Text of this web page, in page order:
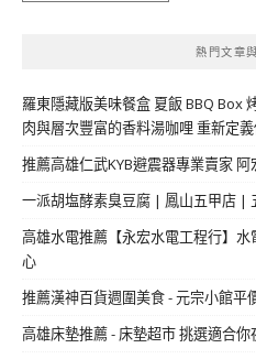
熱門文章
羅東隱藏版美味餐盒 夏飯 BBQ Box
肉與層次豐富的香料湯咖哩 重新定
推薦高雄仁武KYB避震器專業賣家
一派胡塩酵素臭豆腐 | 鳳山五甲店 |
高雄水電推薦【永宏水電工程行】
心
推薦漢神百貨週圍美食 - 元宗小館平
高雄床墊推薦 - 床墊超市 挑選適合